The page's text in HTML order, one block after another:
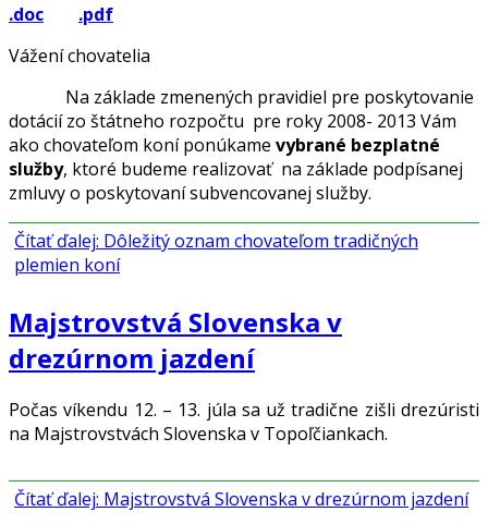
.doc
.pdf
Vážení chovatelia
Na základe zmenených pravidiel pre poskytovanie
dotácií zo štátneho rozpočtu pre roky 2008- 2013 Vám
ako chovateľom koní ponúkame vybrané bezplatné
služby, ktoré budeme realizovať na základe podpísanej
zmluvy o poskytovaní subvencovanej služby.
Čítať ďalej: Dôležitý oznam chovateľom tradičných
plemien koní
Majstrovstvá Slovenska v
drezúrnom jazdení
Počas víkendu 12. – 13. júla sa už tradične zišli drezúristi
na Majstrovstvách Slovenska v Topoľčiankach.
Čítať ďalej: Majstrovstvá Slovenska v drezúrnom jazdení